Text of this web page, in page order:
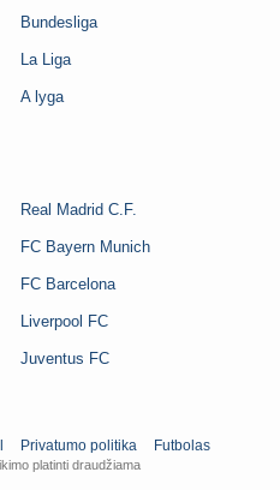
Bundesliga
La Liga
A lyga
Real Madrid C.F.
FC Bayern Munich
FC Barcelona
Liverpool FC
Juventus FC
Privatumo politika Futbolas
platinti draudžiama